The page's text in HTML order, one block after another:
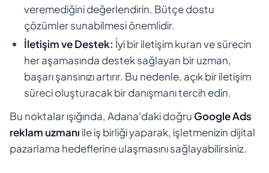
veremediğini değerlendirin. Bütçe dostu
çözümler sunabilmesi önemlidir.
İletişim ve Destek: İyi bir iletişim kuran ve sürecin
her aşamasında destek sağlayan bir uzman,
başarı şansınızı artırır. Bu nedenle, açık bir iletişim
süreci oluşturacak bir danışmanı tercih edin.
Bu noktalar ışığında, Adana'daki doğru Google Ads
reklam uzmanıile iş birliği yaparak, işletmenizin dijital
pazarlama hedeflerine ulaşmasını sağlayabilirsiniz.